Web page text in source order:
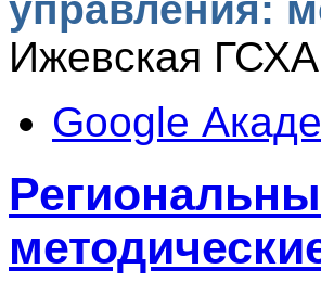
управления:
Ижевская
Google